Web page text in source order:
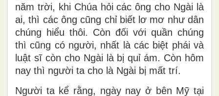
năm trời, khi Chúa hỏi các ông cho Ngài là
ai, thì các ông cũng chỉ biết lơ mơ như dân
chúng hiểu thôi. Còn đối với quần chúng
thì cũng có người, nhất là các biệt phái và
luật sĩ còn cho Ngài là bị quỉ ám. Còn hôm
nay thì người ta cho là Ngài bị mất trí.
Người ta kể rằng, ngày nay ở bên Mỹ tại